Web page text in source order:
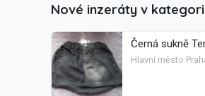
Nové inzeráty v
Černá sukně
Hlavní město